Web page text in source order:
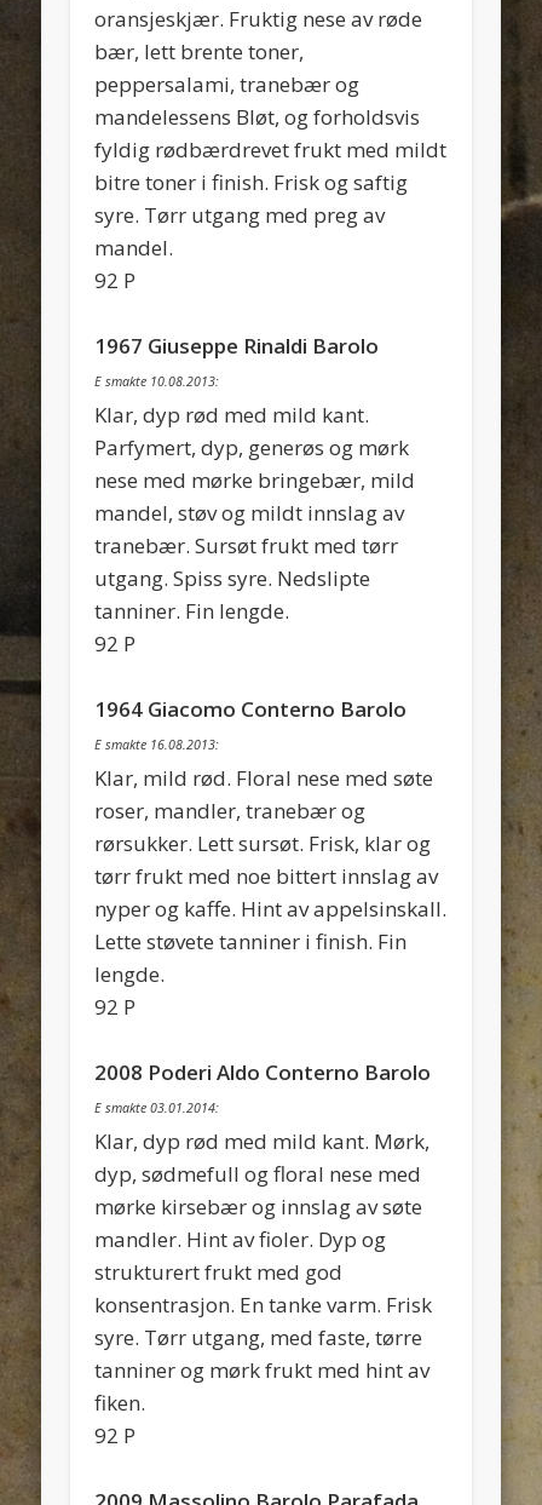
oransjeskjær. Fruktig nese av røde
bær, lett brente toner,
peppersalami, tranebær og
mandelessens Bløt, og forholdsvis
fyldig rødbærdrevet frukt med mildt
bitre toner i finish. Frisk og saftig
syre. Tørr utgang med preg av
mandel.
92 P
1967 Giuseppe Rinaldi Barolo
E smakte 10.08.2013:
Klar, dyp rød med mild kant.
Parfymert, dyp, generøs og mørk
nese med mørke bringebær, mild
mandel, støv og mildt innslag av
tranebær. Sursøt frukt med tørr
utgang. Spiss syre. Nedslipte
tanniner. Fin lengde.
92 P
1964 Giacomo Conterno Barolo
E smakte 16.08.2013:
Klar, mild rød. Floral nese med søte
roser, mandler, tranebær og
rørsukker. Lett sursøt. Frisk, klar og
tørr frukt med noe bittert innslag av
nyper og kaffe. Hint av appelsinskall.
Lette støvete tanniner i finish. Fin
lengde.
92 P
2008 Poderi Aldo Conterno Barolo
E smakte 03.01.2014:
Klar, dyp rød med mild kant. Mørk,
dyp, sødmefull og floral nese med
mørke kirsebær og innslag av søte
mandler. Hint av fioler. Dyp og
strukturert frukt med god
konsentrasjon. En tanke varm. Frisk
syre. Tørr utgang, med faste, tørre
tanniner og mørk frukt med hint av
fiken.
92 P